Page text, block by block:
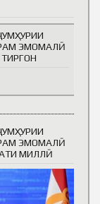
ЭМОМАЛӢ
ЭМОМАЛӢ
МИЛЛӢ